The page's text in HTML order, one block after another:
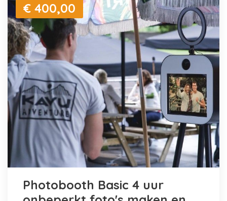
€ 400,00
Photobooth Basic 4 uur